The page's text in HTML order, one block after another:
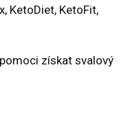
KetoDiet, KetoFit,
získat svalový